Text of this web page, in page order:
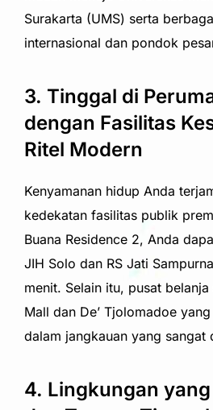
Surakarta (UMS) serta
internasional dan pondok
3. Tinggal di
dengan Fasilitas
Ritel Modern
Kenyamanan hidup Anda
kedekatan fasilitas publik
Buana Residence 2, Anda
JIH Solo dan RS Jati
menit. Selain itu, pusat
Mall dan De’ Tjolomadoe
dalam jangkauan yang sangat
4. Lingkungan